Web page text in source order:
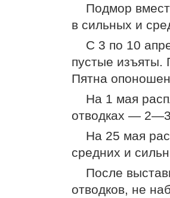
Подмор
в сильных и
С 3 по 10
пустые изъяты.
Пятна
На 1 мая
отводках —
На 25 мая
средних и
После
отводков, не